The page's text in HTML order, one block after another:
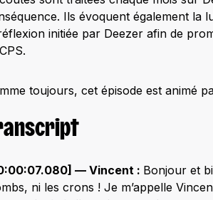
Ils évoquent également la
initiée par Deezer afin de
toujours, cet épisode est animé
— Vincent : Bonjour et
ni les crons ! Je m’appelle